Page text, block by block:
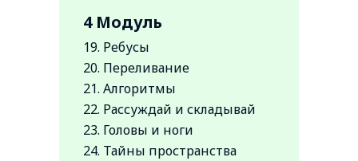
4 Модуль
19. Ребусы
20. Переливание
21. Алгоритмы
22. Рассуждай и складывай
23. Головы и ноги
24. Тайны пространства